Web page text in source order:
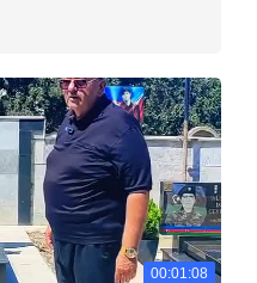
00:01:08